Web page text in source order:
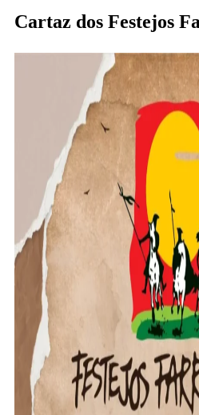
Cartaz dos Festejos